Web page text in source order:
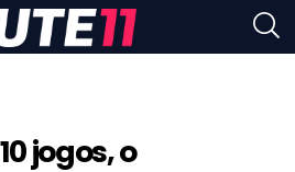
jogos, o